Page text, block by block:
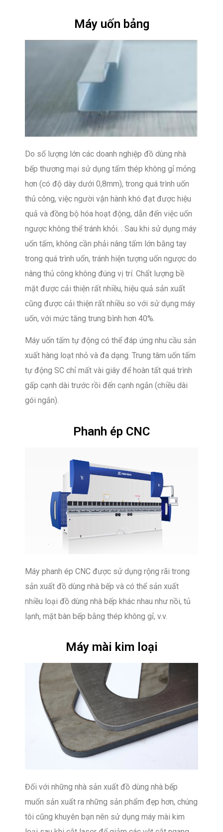
Máy uốn bảng
Do số lượng lớn các doanh nghiệp đồ dùng nhà
bếp thương mại sử dụng tấm thép không gỉ mỏng
hơn (có độ dày dưới 0,8mm), trong quá trình uốn
thủ công, việc người vận hành khó đạt được hiệu
quả và đồng bộ hóa hoạt động, dẫn đến việc uốn
ngược không thể tránh khỏi. . Sau khi sử dụng máy
uốn tấm, không cần phải nâng tấm lớn bằng tay
trong quá trình uốn, tránh hiện tượng uốn ngược do
nâng thủ công không đúng vị trí. Chất lượng bề
mặt được cải thiện rất nhiều, hiệu quả sản xuất
cũng được cải thiện rất nhiều so với sử dụng máy
uốn, với mức tăng trung bình hơn 40%.
Máy uốn tấm tự động có thể đáp ứng nhu cầu sản
xuất hàng loạt nhỏ và đa dạng. Trung tâm uốn tấm
tự động SC chỉ mất vài giây để hoàn tất quá trình
gấp cạnh dài trước rồi đến cạnh ngắn (chiều dài
gói ngắn).
Phanh ép CNC
Máy phanh ép CNC được sử dụng rộng rãi trong
sản xuất đồ dùng nhà bếp và có thể sản xuất
nhiều loại đồ dùng nhà bếp khác nhau như nồi, tủ
lạnh, mặt bàn bếp bằng thép không gỉ, v.v.
Máy mài kim loại
Đối với những nhà sản xuất đồ dùng nhà bếp
muốn sản xuất ra những sản phẩm đẹp hơn, chúng
tôi cũng khuyên bạn nên sử dụng máy mài kim